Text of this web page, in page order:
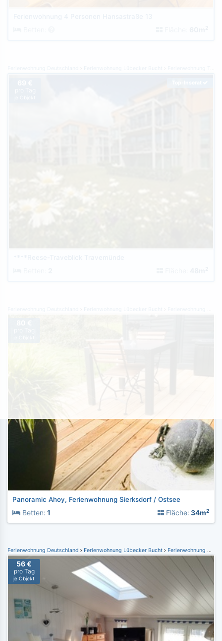
Panoramic Ahoy, Ferienwohnung Sierksdorf / Ostsee
Betten: 1 Fläche: 34m2
Ferienwohnung Deutschland Ferienwohnung Lübecker Bucht Ferienwohnung Dahme
56 €
pro Tag
je Objekt